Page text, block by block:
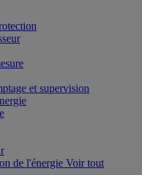
et supervision
de l'énergie Voir tout